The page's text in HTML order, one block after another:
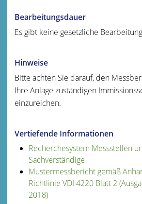
Bearbeitungsdauer
Es gibt keine gesetzliche
Hinweise
Bitte achten Sie darauf, den
Ihre Anlage zuständigen
einzureichen.
Vertiefende Informationen
Recherchesystem Messstellen
Sachverständige
Mustermessbericht gemäß
Richtlinie VDI 4220 Blatt 2
2018)